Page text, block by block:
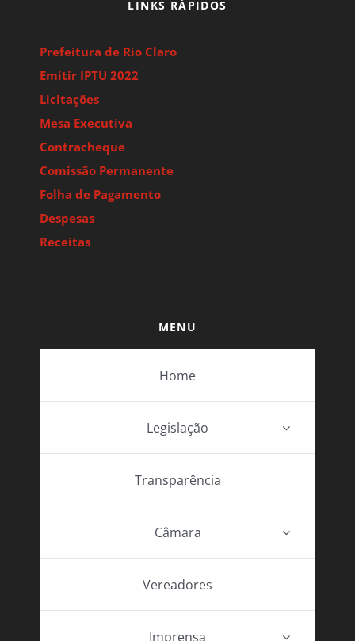
LINKS RÁPIDOS
Prefeitura de Rio Claro
Emitir IPTU 2022
Licitações
Mesa Executiva
Contracheque
Comissão Permanente
Folha de Pagamento
Despesas
Receitas
MENU
Home
Legislação
Transparência
Câmara
Vereadores
Imprensa